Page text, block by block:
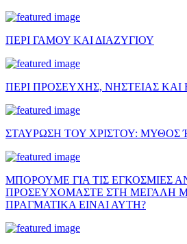
ΠΕΡΙ ΓΑΜΟΥ ΚΑΙ ΔΙΑΖΥΓΙΟΥ
ΠΕΡΙ ΠΡΟΣΕΥΧΗΣ, ΝΗΣΤΕΙΑΣ
ΣΤΑΥΡΩΣΗ ΤΟΥ ΧΡΙΣΤΟΥ: ΜΥΘΟΣ
ΜΠΟΡΟΥΜΕ ΓΙΑ ΤΙΣ ΕΓΚΟΣΜΙΕΣ
ΠΡΟΣΕΥΧΟΜΑΣΤΕ ΣΤΗ ΜΕΓΑΛΗ
ΠΡΑΓΜΑΤΙΚΑ ΕΙΝΑΙ ΑΥΤΗ?